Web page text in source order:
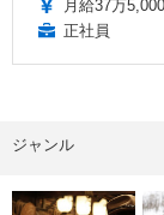
月給37万
正社員
ジャンル